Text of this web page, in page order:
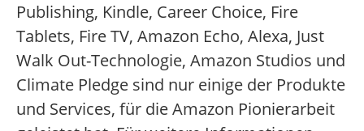
Publishing, Kindle, Career Choice, Fire
Tablets, Fire TV, Amazon Echo, Alexa, Just
Walk Out-Technologie, Amazon Studios und
Climate Pledge sind nur einige der Produkte
und Services, für die Amazon Pionierarbeit